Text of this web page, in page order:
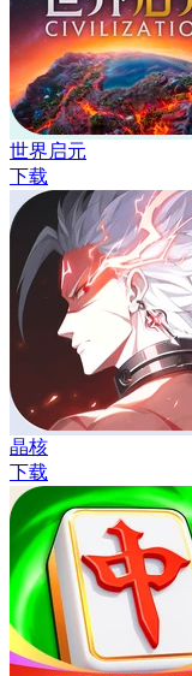
世界启元
下载
晶核
下载